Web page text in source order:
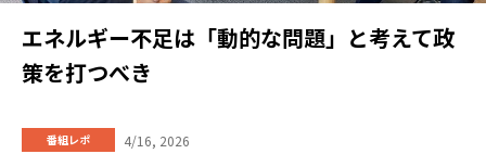
エネルギー不足は「動的な問題」と考えて政
策を打つべき
番組レポ 4/16, 2026